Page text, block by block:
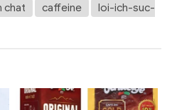
chat caffeine
loi-ich-suc-